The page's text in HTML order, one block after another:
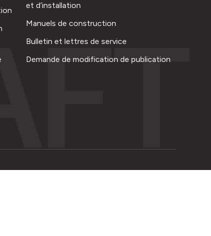
et d’installation
Manuels de construction
Bulletin et lettres de service
Demande de modification de publication